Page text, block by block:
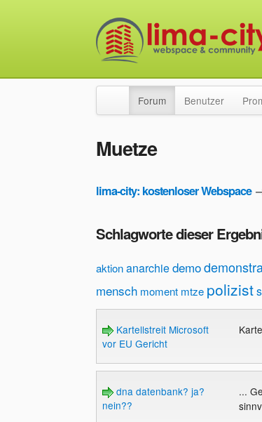
Forum Benutzer
Muetze
lima-city: kostenloser Webspace
Schlagworte dieser
aktionanarchiedemo
mensch moment mtze polizist
Kartellstreit Microsoft
vor EU Gericht
dna datenbank? ja?
nein??
...